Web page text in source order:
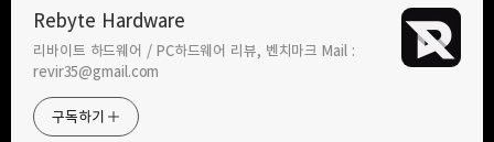
Rebyte Hardware
리바이트 하드웨어 / PC하드웨어 리뷰, 벤치마크 Mail :
revir35@gmail.com
구독하기
카카오톡